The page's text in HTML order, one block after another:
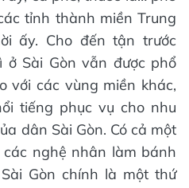
tỉnh thành miền Trung
ấy. Cho đến tận trước
Sài Gòn vẫn được phổ
với các vùng miền khác,
tiếng phục vụ cho nhu
dân Sài Gòn. Có cả một
nghệ nhân làm bánh
Gòn chính là một thứ